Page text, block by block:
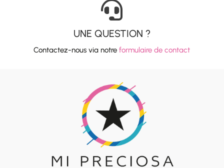

UNE QUESTION ?
Contactez-nous via notreformulaire de contact